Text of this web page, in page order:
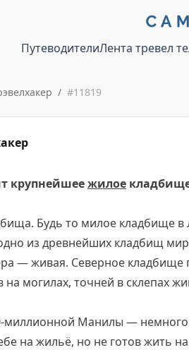
ПутеводителиЛента тревел
/ #11819
крупнейшеежилое
Будь то милое кладбище
из древнейших кладбищ
— живая. Северное
на могилах, точней в склепах
Манилы — немного.
на жильё, но не готов жить